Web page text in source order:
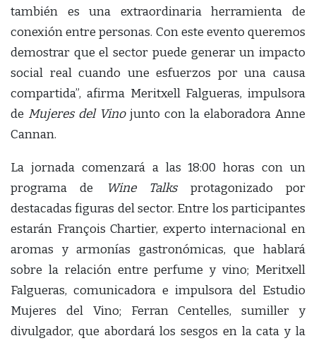
también es una extraordinaria herramienta de
conexión entre personas. Con este evento queremos
demostrar que el sector puede generar un impacto
social real cuando une esfuerzos por una causa
compartida”, afirma Meritxell Falgueras, impulsora
de Mujeres del Vinojunto con la elaboradora Anne
Cannan.
La jornada comenzará a las 18:00 horas con un
programa de
Wine Talksprotagonizado por
destacadas figuras del sector. Entre los participantes
estarán François Chartier, experto internacional en
aromas y armonías gastronómicas, que hablará
sobre la relación entre perfume y vino; Meritxell
Falgueras, comunicadora e impulsora del Estudio
Mujeres del Vino; Ferran Centelles, sumiller y
divulgador, que abordará los sesgos en la cata y la